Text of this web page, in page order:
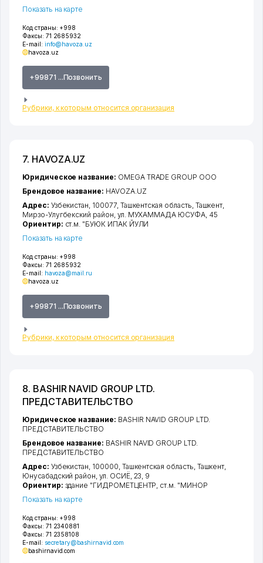
Код страны: +998
Факсы: 71 2685932
E-mail: info@havoza.uz
havoza.uz
+99871 ...Позвонить
Рубрики, к которым относится организация
Показать на карте
7. HAVOZA.UZ
Код страны: +998
Факсы: 71 2685932
E-mail: havoza@mail.ru
havoza.uz
+99871 ...Позвонить
Рубрики, к которым относится организация
Юридическое название: OMEGA TRADE GROUP ООО
Брендовое название: HAVOZA.UZ
Адрес: Узбекистан, 100077, Ташкентская область, Ташкент,
Мирзо-Улугбекский район, ул. МУХАММАДА ЮСУФА, 45
Ориентир: ст.м. "БУЮК ИПАК ЙУЛИ
Показать на карте
8. BASHIR NAVID GROUP LTD.
ПРЕДСТАВИТЕЛЬСТВО
Код страны: +998
Факсы: 71 2340881
Факсы: 71 2358108
E-mail: secretary@bashirnavid.com
bashirnavid.com
Юридическое название: BASHIR NAVID GROUP LTD.
ПРЕДСТАВИТЕЛЬСТВО
Брендовое название: BASHIR NAVID GROUP LTD.
ПРЕДСТАВИТЕЛЬСТВО
Адрес: Узбекистан, 100000, Ташкентская область Ташкент
Юнусабадский район ,ул. ОСИЁ, 23, 9
Ориентир: здание "ГИДРОМЕТЦЕНТР, ст.м. "МИНОР
Показать на карте